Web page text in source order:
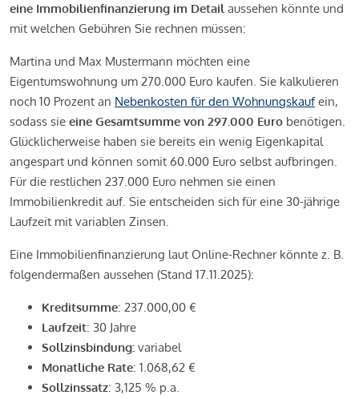
eine Immobilienfinanzierung im Detail aussehen könnte und
mit welchen Gebühren Sie rechnen müssen:
Martina und Max Mustermann möchten eine
Eigentumswohnung um 270.000 Euro kaufen. Sie kalkulieren
noch 10 Prozent an Nebenkosten für den Wohnungskaufein,
sodass sie eine Gesamtsumme von 297.000 Euro benötigen.
Glücklicherweise haben sie bereits ein wenig Eigenkapital
angespart und können somit 60.000 Euro selbst aufbringen.
Für die restlichen 237.000 Euro nehmen sie einen
Immobilienkredit auf. Sie entscheiden sich für eine 30-jährige
Laufzeit mit variablen Zinsen.
Eine Immobilienfinanzierung laut Online-Rechner könnte z. B.
folgendermaßen aussehen (Stand 17.11.2025):
Kreditsumme: 237.000,00 €
Laufzeit: 30 Jahre
Sollzinsbindung: variabel
Monatliche Rate: 1.068,62 €
Sollzinssatz: 3,125 % p.a.